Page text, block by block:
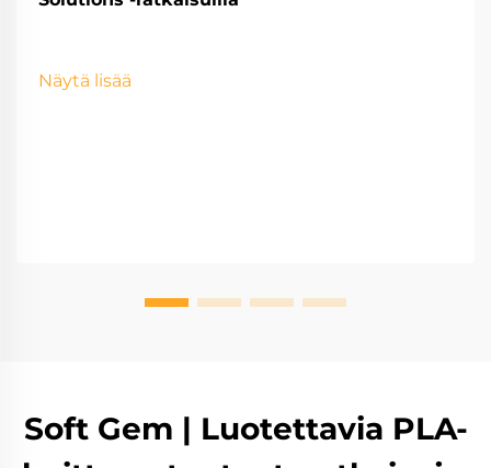
Näytä lisää
Soft Gem | Luotettavia PLA-